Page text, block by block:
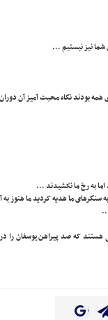
شما نیز نیستیم …
به رخ ما نکشیدند …
ما هدیه کردید ما هنوز
…
هستند که صد پیراهن یوسفان